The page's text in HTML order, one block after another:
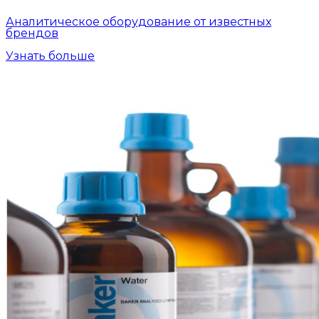
Аналитическое оборудование от известных
брендов
Узнать больше